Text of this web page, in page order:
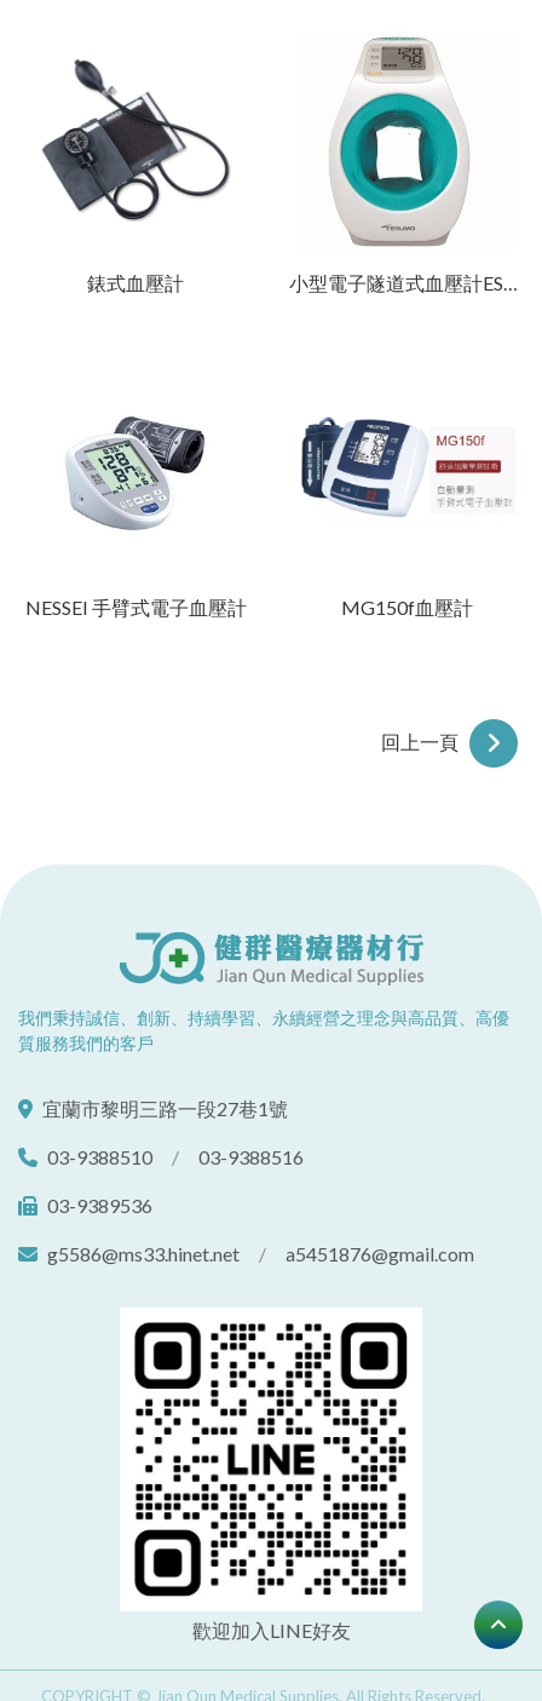
錶式血壓計 小型電子隧道式血壓計ES-P2020
NESSEI 手臂式電子血壓計 MG150f血壓計
回上一頁
我們秉持誠信、創新、持續學習、永續經營之理念與高品質、高優
質服務我們的客戶
宜蘭市黎明三路一段27巷1號
03-9388510 / 03-9388516
03-9389536
g5586@ms33.hinet.net / a5451876@gmail.com
歡迎加入LINE好友
COPYRIGHT © Jian Qun Medical Supplies. All Rights Reserved.